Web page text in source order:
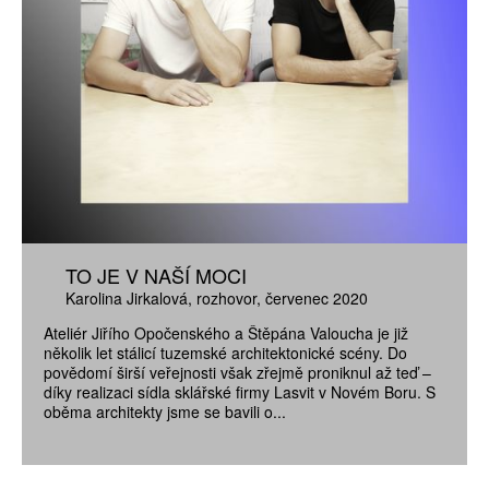
TO JE V NAŠÍ MOCI
Karolina Jirkalová rozhovor červenec 2020
Ateliér Jiřího Opočenského a Štěpána Valoucha je již
několik let stálicí tuzemské architektonické scény. Do
povědomí širší veřejnosti však zřejmě proniknul až teď –
díky realizaci sídla sklářské firmy Lasvit v Novém Boru. S
oběma architekty jsme se bavili o...